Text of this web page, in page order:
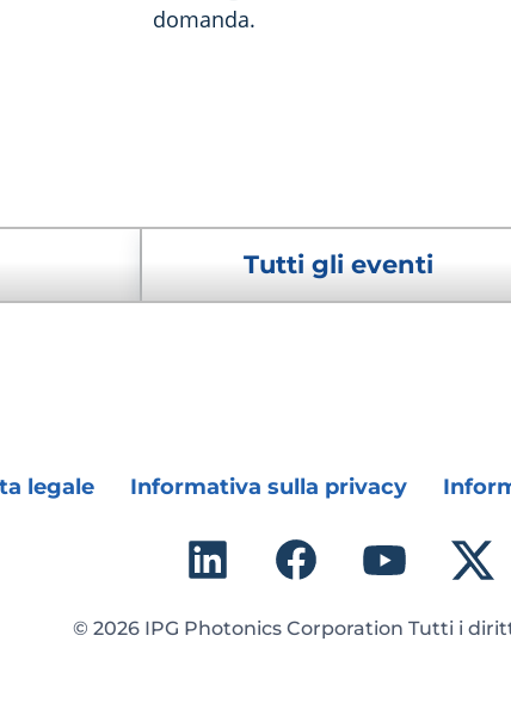
domanda.
Tutti gli eventi
legale Informativa sulla privacy
© 2026 IPG Photonics Corporation Tutti i